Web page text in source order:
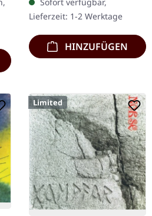
Saakaldte kehren mit
ihrem…
Lieferzeit: 1-2 Werktage
HINZUFÜGEN
Limited